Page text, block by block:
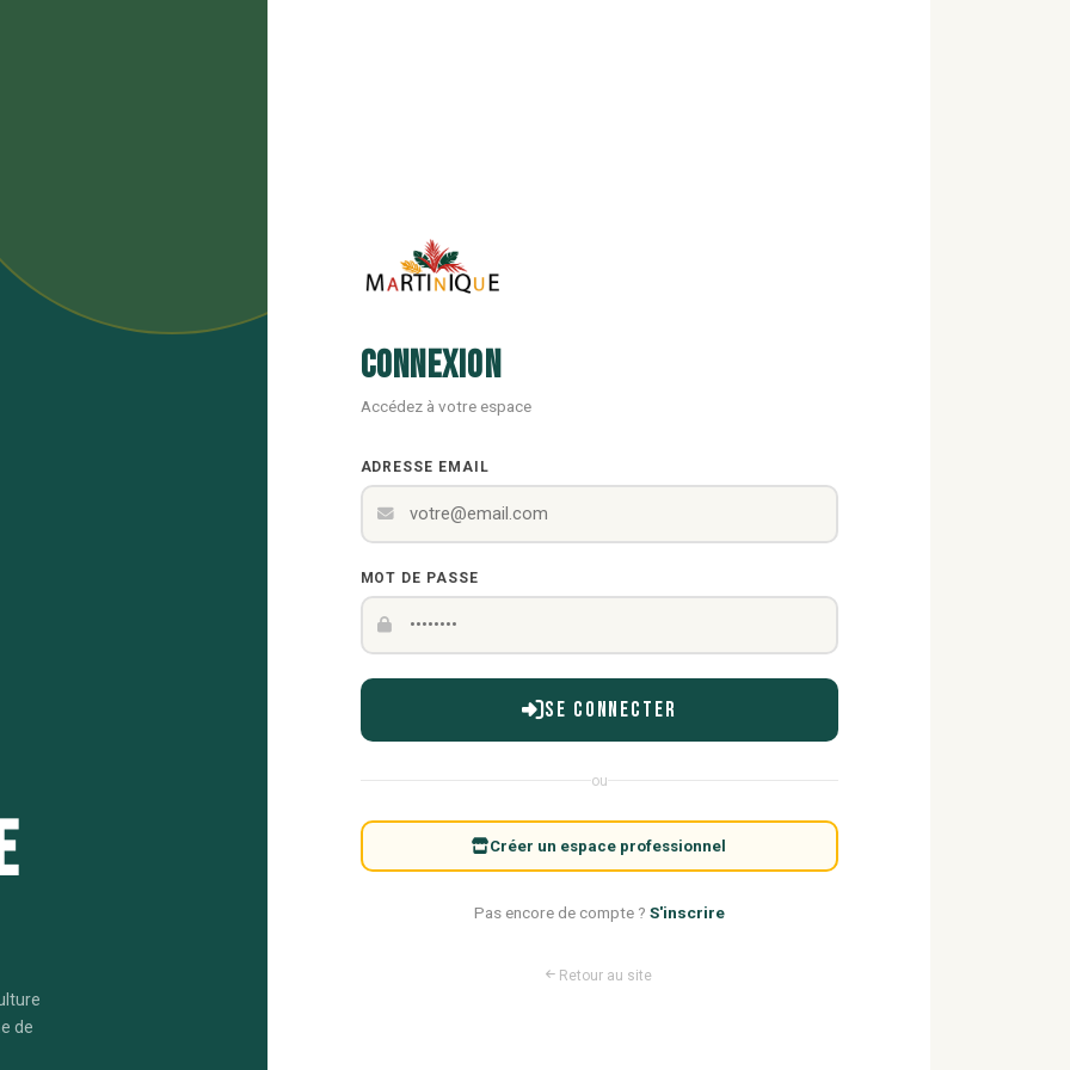
de
Connexion
Accédez à votre espace
ADRESSE EMAIL
MOT DE PASSE
Se connecter
ou
Créer un espace professionnel
Pas encore de compte ? S'inscrire
Retour au site